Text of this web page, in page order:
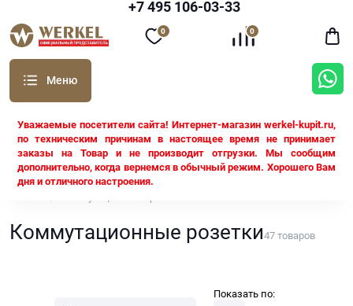
+7 495 106-03-33
Уважаемые посетители сайта! Интернет-магазин werkel-kupit.ru,
по техническим причинам в настоящее время не принимает
заказы на Товар и не производит отгрузки. Мы сообщим
дополнительно, когда вернемся в обычный режим. Хорошего Вам
дня и отличного настроения.
0 0
Коммутационные розетки47 товаров
Показать по: